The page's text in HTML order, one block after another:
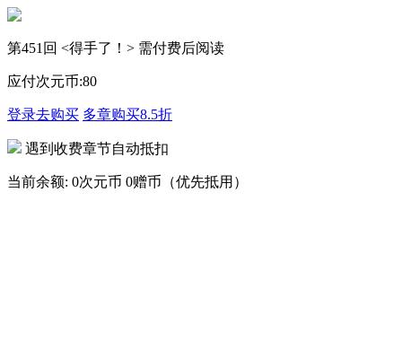
第451回 <得手了！> 需付费后阅读
应付次元币:80
登录去购买 多章购买8.5折
遇到收费章节自动抵扣
当前余额: 0次元币 0赠币（优先抵用）